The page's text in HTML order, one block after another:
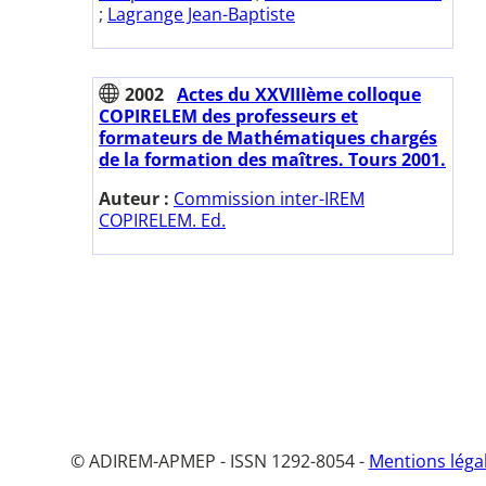
; Lagrange Jean-Baptiste
2002 Actes du XXVIIIème colloque
COPIRELEM des professeurs et
formateurs de Mathématiques chargés
de la formation des maîtres. Tours 2001.
Auteur : Commission inter-IREM
COPIRELEM. Ed.
© ADIREM-APMEP - ISSN 1292-8054 - Mentions